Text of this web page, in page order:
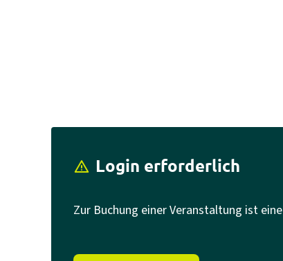
report_problem Login erforderlich
Zur Buchung einer Veranstaltung ist